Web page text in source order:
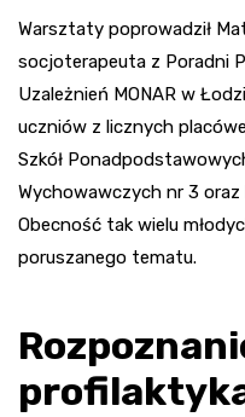
Warsztaty poprowadził
socjoterapeuta z Poradni
Uzależnień MONAR w
uczniów z licznych
Szkół
Wychowawczych nr 3
Obecność tak wielu
poruszanego tematu.